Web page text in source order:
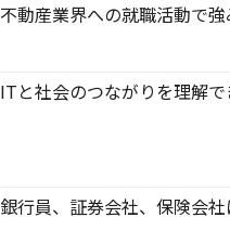
不動産業界への就職活動で
ITと社会のつながりを理解で
銀行員、証券会社、保険会